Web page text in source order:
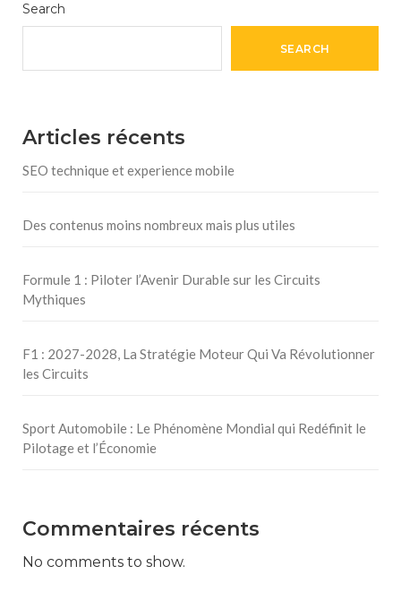
Search
SEARCH
Articles récents
SEO technique et experience mobile
Des contenus moins nombreux mais plus utiles
Formule 1 : Piloter l’Avenir Durable sur les Circuits
Mythiques
F1 : 2027-2028, La Stratégie Moteur Qui Va Révolutionner
les Circuits
Sport Automobile : Le Phénomène Mondial qui Redéfinit le
Pilotage et l’Économie
Commentaires récents
No comments to show.